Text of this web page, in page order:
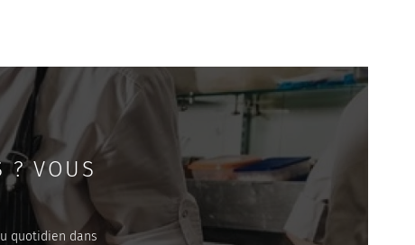
? VOUS
quotidien dans